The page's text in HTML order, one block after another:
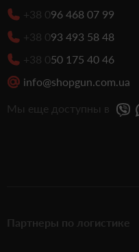
+38 096 468 07 99
+38 093 493 58 48
+38 050 175 40 46
info@shopgun.com.ua
Мы еще доступны в
Партнеры по логистике